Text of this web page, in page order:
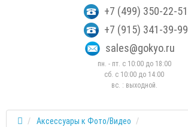
+7 (499) 350-22-51
+7 (915) 341-39-99
sales@gokyo.ru
пн. - пт. с 10:00 до 18:00
сб. c 10:00 до 14:00
вс. : выходной.
Аксессуары к Фото/Видео